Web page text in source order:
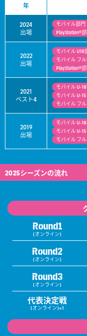
年
2024
出場
モバイル部門
PlayStation®
2022
出場
モバイル U18
モバイル フ
PlayStation®
2021
ベスト4
モバイルU-18
モバイルU-15
モバイル フル
2019
出場
モバイルU-18
モバイルU-15
モバイル フル
2025シーズンの流れ
Round1
(オンライン)
Round2
(オンライン)
Round3
(オンライン)
代表決定戦
(オンライン)※1